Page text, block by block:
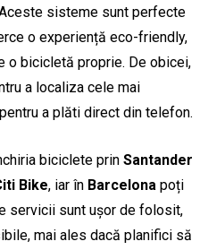
sisteme sunt perfecte
o experiență eco-friendly,
o bicicletă proprie. De obicei,
a localiza cele mai
a plăti direct din telefon.
biciclete prin Santander
Bike, iar în Barcelona poți
servicii sunt ușor de folosit,
mai ales dacă planifici să